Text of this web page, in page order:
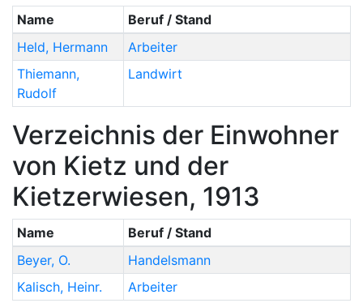
Name
Beruf / Stand
Held, Hermann
Arbeiter
Thiemann,
Rudolf
Landwirt
Verzeichnis der Einwohner
von Kietz und der
Kietzerwiesen, 1913
Name
Beruf / Stand
Beyer, O.
Handelsmann
Kalisch, Heinr. Arbeiter